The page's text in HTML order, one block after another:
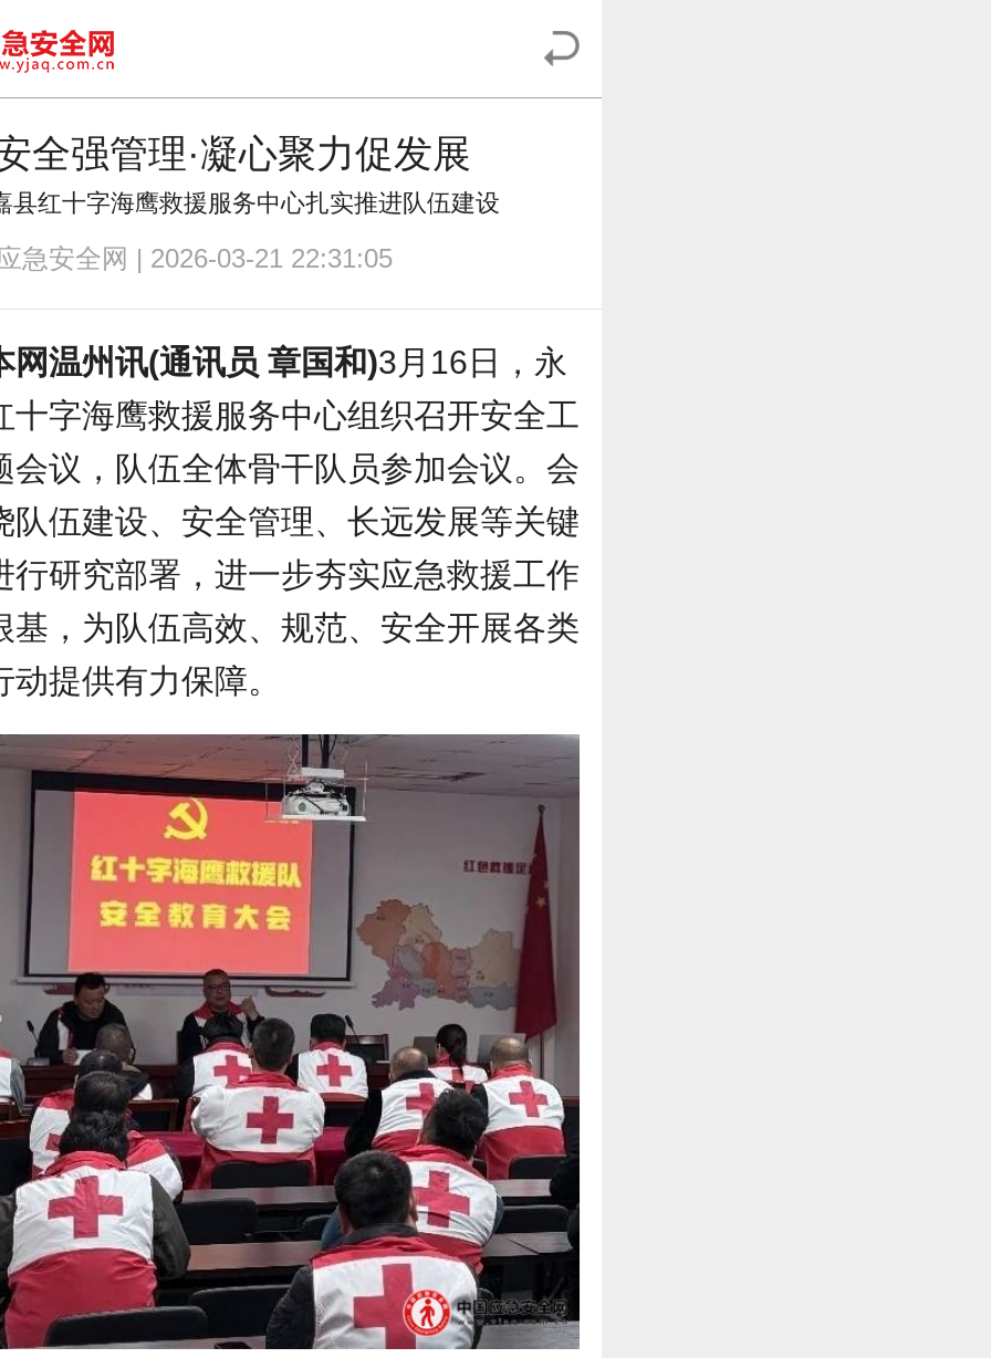
全强管理·凝心聚力促发展
红十字海鹰救援服务中心扎实推进队伍建设
急安全网 | 2026-03-21 22:31:05
网温州讯(通讯员 章国和)3月16日，永
十字海鹰救援服务中心组织召开安全工
会议，队伍全体骨干队员参加会议。会
队伍建设、安全管理、长远发展等关键
行研究部署，进一步夯实应急救援工作
基，为队伍高效、规范、安全开展各类
动提供有力保障。